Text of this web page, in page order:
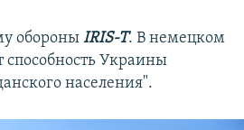
обороныIRIS-T. В немецком
способность Украины
населения".